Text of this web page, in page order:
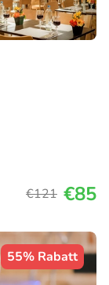
€121 €85
55% Rabatt